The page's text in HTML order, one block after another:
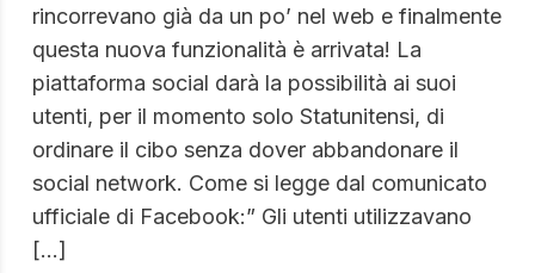
rincorrevano già da un po’ nel web e finalmente
questa nuova funzionalità è arrivata! La
piattaforma social darà la possibilità ai suoi
utenti, per il momento solo Statunitensi, di
ordinare il cibo senza dover abbandonare il
social network. Come si legge dal comunicato
ufficiale di Facebook:” Gli utenti utilizzavano
[…]